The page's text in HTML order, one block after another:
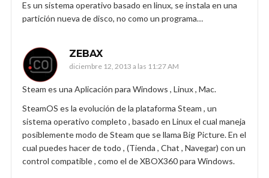
Es un sistema operativo basado en linux, se instala en una
partición nueva de disco, no como un programa…
ZEBAX
diciembre 12, 2013 a las 11:27 AM
Steam es una Aplicación para Windows , Linux , Mac.
SteamOS es la evolución de la plataforma Steam , un
sistema operativo completo , basado en Linux el cual maneja
posiblemente modo de Steam que se llama Big Picture. En el
cual puedes hacer de todo , (Tienda , Chat , Navegar) con un
control compatible , como el de XBOX360 para Windows.